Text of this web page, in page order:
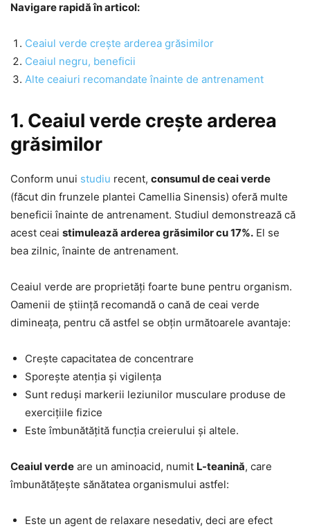
Navigare rapidă în articol:
Ceaiul verde crește arderea grăsimilor
Ceaiul negru, beneficii
Alte ceaiuri recomandate înainte de antrenament
1. Ceaiul verde crește arderea
grăsimilor
Conform unui studiu recent, consumul de ceai verde
(făcut din frunzele plantei Camellia Sinensis) oferă multe
beneficii înainte de antrenament. Studiul demonstrează că
acest ceai stimulează arderea grăsimilor cu 17%. El se
bea zilnic, înainte de antrenament.
Ceaiul verde are proprietăți foarte bune pentru organism.
Oamenii de știință recomandă o cană de ceai verde
dimineața, pentru că astfel se obțin următoarele avantaje:
Crește capacitatea de concentrare
Sporește atenția și vigilența
Sunt reduși markerii leziunilor musculare produse de
exercițiile fizice
Este îmbunătățită funcția creierului și altele.
Ceaiul verde are un aminoacid, numit L-teanină, care
îmbunătățește sănătatea organismului astfel:
Este un agent de relaxare nesedativ, deci are efect